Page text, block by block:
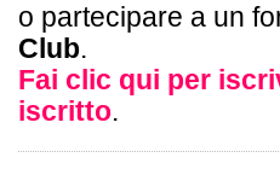
o partecipare a un
Club.
Fai clic qui per
iscritto.